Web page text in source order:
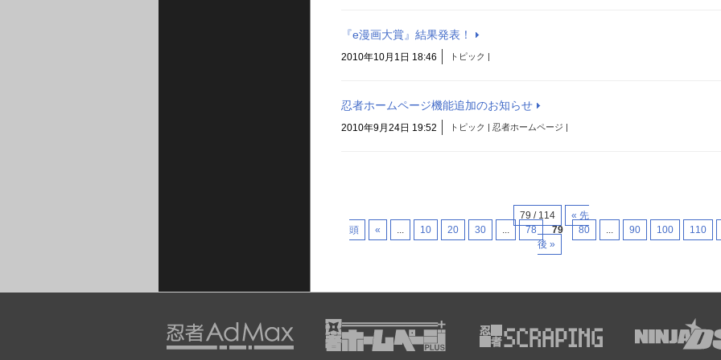
『e漫画大賞』結果発表！
2010年10月1日 18:46 トピック |
忍者ホームページ機能追加のお知らせ
2010年9月24日 19:52 トピック | 忍者ホームページ |
79 / 114
« 先
頭
« ... 10 20 30 ... 78 79 80 ... 90 100 110
後 »